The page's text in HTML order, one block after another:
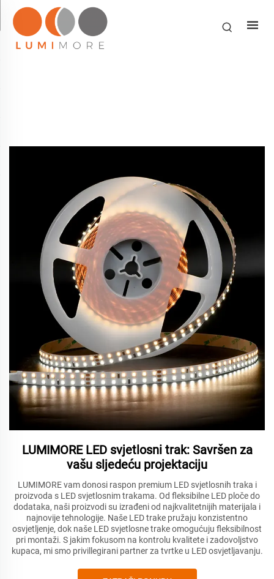
LUMIMORE LED svjetlosni trak: Savršen za
vašu sljedeću projektaciju
LUMIMORE vam donosi raspon premium LED svjetlosnih traka i
proizvoda s LED svjetlosnim trakama. Od fleksibilne LED ploče do
dodataka, naši proizvodi su izrađeni od najkvalitetnijih materijala i
najnovije tehnologije. Naše LED trake pružaju konzistentno
osvjetljenje, dok naše LED svjetlosne trake omogućuju fleksibilnost
pri montaži. S jakim fokusom na kontrolu kvalitete i zadovoljstvo
kupaca, mi smo privillegirani partner za tvrtke u LED osvjetljavanju.